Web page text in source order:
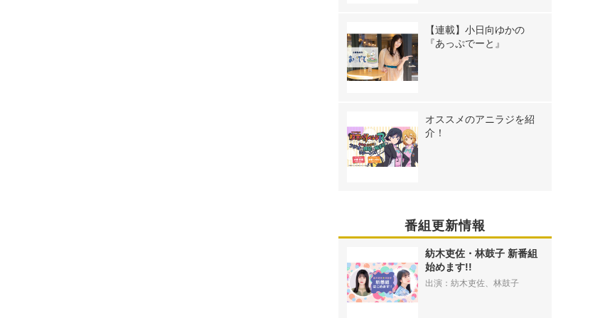
【連載】小日向ゆかの
『あっぷでーと』
オススメのアニラジを紹
介！
番組更新情報
紡木吏佐・林鼓子 新番組
始めます!!
出演：紡木吏佐、林鼓子